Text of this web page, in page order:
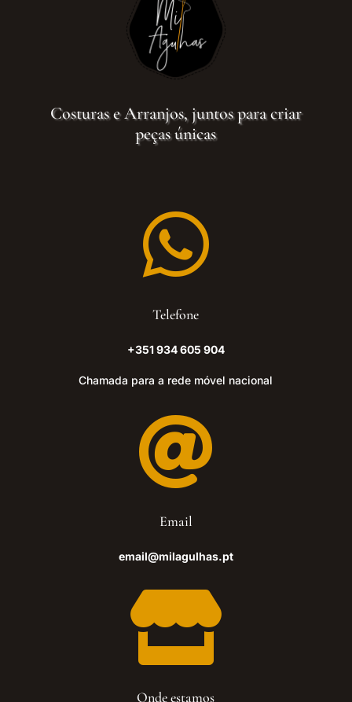
Costuras e Arranjos, juntos para criar
peças únicas

Telefone
+351 934 605 904
Chamada para a rede móvel nacional

Email
email@milagulhas.pt

Onde estamos